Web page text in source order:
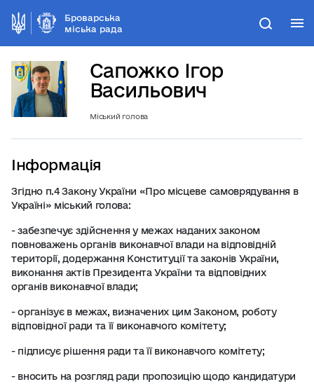
Броварська
міська рада
Пошук
Сапожко Ігор
Васильович
Міський голова
Інформація
Згідно п.4 Закону України «Про місцеве самоврядування в
Україні» міський голова:
- забезпечує здійснення у межах наданих законом
повноважень органів виконавчої влади на відповідній
території, додержання Конституції та законів України,
виконання актів Президента України та відповідних
органів виконавчої влади;
- організує в межах, визначених цим Законом, роботу
відповідної ради та її виконавчого комітету;
- підписує рішення ради та її виконавчого комітету;
- вносить на розгляд ради пропозицію щодо кандидатури